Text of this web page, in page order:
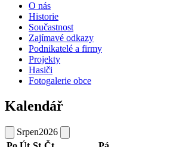
O nás
Historie
Součastnost
Zajímavé odkazy
Podnikatelé a firmy
Projekty
Hasiči
Fotogalerie obce
Kalendář
Srpen2026